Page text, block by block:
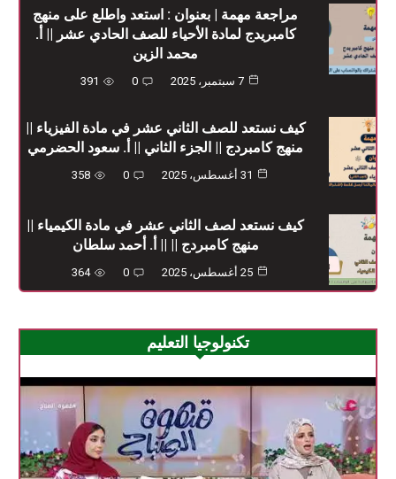
مراجعة مهمة | بعنوان : استعد واطلع على منهج
كامبريدج لمادة الأحياء للصف الحادي عشر || أ.
محمد الزين
7 سبتمبر، 2025 0
391
كيف نستعد للصف الثاني عشر في مادة الفيزياء ||
منهج كامبردج || الجزء الثاني || أ. سعود الحضرمي
31 أغسطس، 2025 0
358
كيف نستعد لصف الثاني عشر في مادة الكيمياء ||
منهج كامبردج || || أ. أحمد سلطان
25 أغسطس، 2025 0
364
تكنولوجيا التعليم